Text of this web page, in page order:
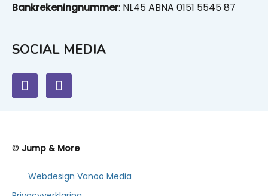
Bankrekeningnummer: NL45 ABNA 0151 5545 87
SOCIAL MEDIA
© Jump & More
Webdesign Vanoo Media